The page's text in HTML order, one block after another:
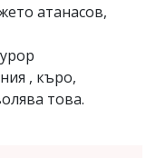
атанасов,
, къро,
това.